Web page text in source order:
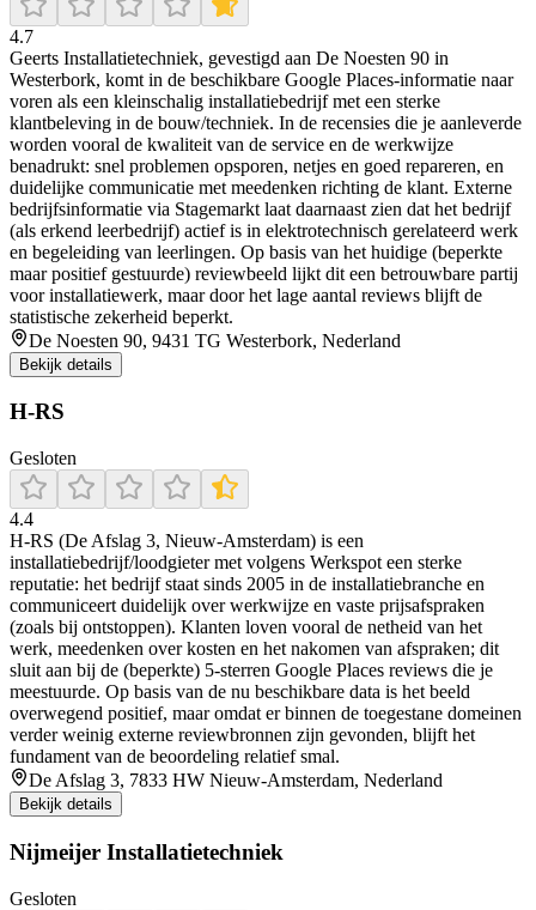
4.7
Geerts Installatietechniek, gevestigd aan De Noesten 90 in
Westerbork, komt in de beschikbare Google Places-informatie naar
voren als een kleinschalig installatiebedrijf met een sterke
klantbeleving in de bouw/techniek. In de recensies die je aanleverde
worden vooral de kwaliteit van de service en de werkwijze
benadrukt: snel problemen opsporen, netjes en goed repareren, en
duidelijke communicatie met meedenken richting de klant. Externe
bedrijfsinformatie via Stagemarkt laat daarnaast zien dat het bedrijf
(als erkend leerbedrijf) actief is in elektrotechnisch gerelateerd werk
en begeleiding van leerlingen. Op basis van het huidige (beperkte
maar positief gestuurde) reviewbeeld lijkt dit een betrouwbare partij
voor installatiewerk, maar door het lage aantal reviews blijft de
statistische zekerheid beperkt.
De Noesten 90, 9431 TG Westerbork, Nederland
Bekijk details
H-RS
Gesloten
4.4
H-RS (De Afslag 3, Nieuw-Amsterdam) is een
installatiebedrijf/loodgieter met volgens Werkspot een sterke
reputatie: het bedrijf staat sinds 2005 in de installatiebranche en
communiceert duidelijk over werkwijze en vaste prijsafspraken
(zoals bij ontstoppen). Klanten loven vooral de netheid van het
werk, meedenken over kosten en het nakomen van afspraken; dit
sluit aan bij de (beperkte) 5-sterren Google Places reviews die je
meestuurde. Op basis van de nu beschikbare data is het beeld
overwegend positief, maar omdat er binnen de toegestane domeinen
verder weinig externe reviewbronnen zijn gevonden, blijft het
fundament van de beoordeling relatief smal.
De Afslag 3, 7833 HW Nieuw-Amsterdam, Nederland
Bekijk details
Nijmeijer Installatietechniek
Gesloten